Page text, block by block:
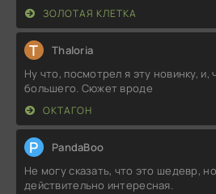
ЗОЛОТАЯ КЛЕТКА
T Thaloria
Ну что, посмотрел я эту новинку,
большего. Сюжет вроде
ОКТАГОН
P PandaBoo
Не могу сказать, что это шедевр,
действительно интересная.